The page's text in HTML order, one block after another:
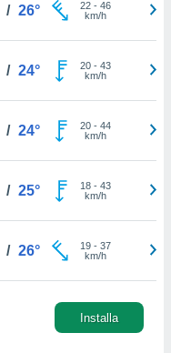
/ 26° 22- 46
km/h
/ 24° 20- 43
km/h
/ 24° 20- 44
km/h
/ 25° 18- 43
km/h
/ 26° 19- 37
km/h
Installa